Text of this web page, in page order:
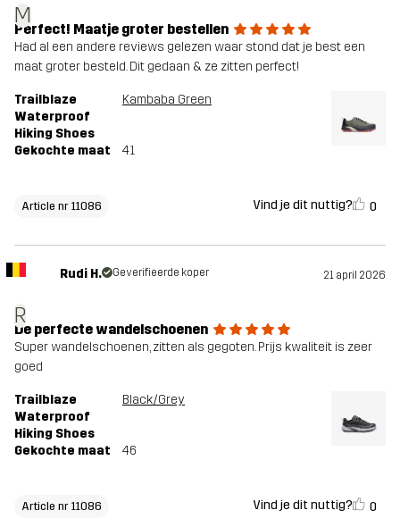
M
Perfect! Maatje groter bestellen
Had al een andere reviews gelezen waar stond dat je best een
maat groter besteld. Dit gedaan & ze zitten perfect!
Trailblaze
Waterproof
Hiking Shoes
Kambaba Green
Gekochte maat 41
Article nr 11086 Vind je dit nuttig? 0
R
Rudi H. Geverifieerde koper 21 april 2026
De perfecte wandelschoenen
Super wandelschoenen, zitten als gegoten. Prijs kwaliteit is zeer
goed
Trailblaze
Waterproof
Hiking Shoes
Black/Grey
Gekochte maat 46
Article nr 11086 Vind je dit nuttig? 0